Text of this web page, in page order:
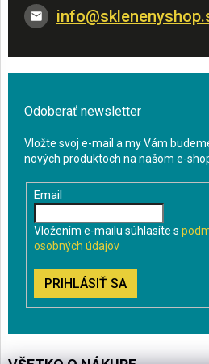
info@
Odoberať newsletter
Vložte svoj e-mail a my Vám
nových produktoch na našom e-
Email
Vložením e-mailu súhlasíte s
osobných údajov
PRIHLÁSIŤ SA